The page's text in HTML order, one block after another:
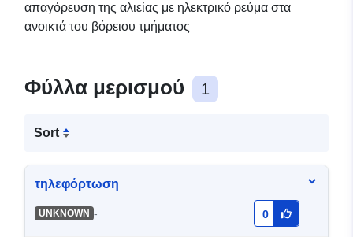
απαγόρευση της αλιείας με ηλεκτρικό ρεύμα στα
ανοικτά του βόρειου τμήματος
Φύλλα μερισμού 1
Sort
τηλεφόρτωση
UNKNOWN - 0